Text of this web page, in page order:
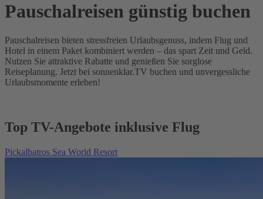
Pauschalreisen günstig buchen
Pauschalreisen bieten stressfreien Urlaubsgenuss, indem Flug und
Hotel in einem Paket kombiniert werden – das spart Zeit und Geld.
Nutzen Sie attraktive Rabatte und genießen Sie sorglose
Reiseplanung. Jetzt bei sonnenklar.TV buchen und unvergessliche
Urlaubsmomente erleben!
Top TV-Angebote inklusive Flug
Pickalbatros Sea World Resort